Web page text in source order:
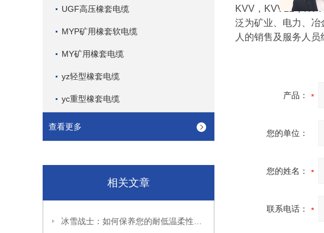
UGF高压橡套电缆
MYP矿用橡套软电缆
MY矿用橡套电缆
yz轻型橡套电缆
yc重型橡套电缆
查看更多
相关文章
KVV，KVV22，
泛为矿业、电力、冶
人的销售及服务人员
产品：
您的单位：
您的姓名：
联系电话：